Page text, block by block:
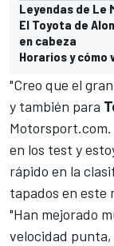
Leyendas de Le
El Toyota de
en cabeza
Horarios y cómo
"Creo que el
y también para
Motorsport.com
en los test y
rápido en la
tapados en este
"Han mejorado
velocidad